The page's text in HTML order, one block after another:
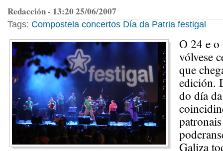
Redacción - 13:20 25/06/2007
Tags: Compostela concertos Día da Patria festigal
O 24 e
vólvese
que
edición.
do día
Galiza